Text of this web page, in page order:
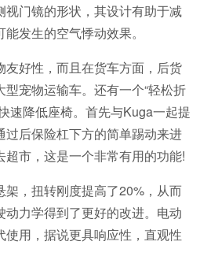
门镜的形状，其设计有助于减
发生的空气悸动效果。
好性，而且在货车方面，后货
宠物运输车。还有一个“轻松折
速降低座椅。首先与Kuga一起提
后保险杠下方的简单踢动来进
超市，这是一个非常有用的功能!
，扭转刚度提高了20%，从而
力学得到了更好的改进。电动
用，据说更具响应性，直观性